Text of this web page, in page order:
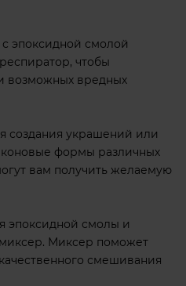
эпоксидной смолой
чтобы
возможных вредных
создания украшений или
формы различных
вам получить желаемую
эпоксидной смолы и
Миксер поможет
смешивания